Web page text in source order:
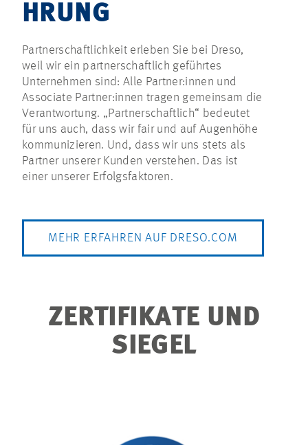
HRUNG
Partnerschaftlichkeit erleben Sie bei Dreso,
weil wir ein partnerschaftlich geführtes
Unternehmen sind: Alle Partner:innen und
Associate Partner:innen tragen gemeinsam die
Verantwortung. „Partnerschaftlich“ bedeutet
für uns auch, dass wir fair und auf Augenhöhe
kommunizieren. Und, dass wir uns stets als
Partner unserer Kunden verstehen. Das ist
einer unserer Erfolgsfaktoren.
MEHR ERFAHREN AUF DRESO.COM
ZERTIFIKATE UND
SIEGEL